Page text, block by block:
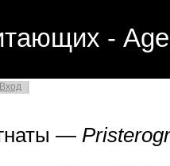
-
Вход
—